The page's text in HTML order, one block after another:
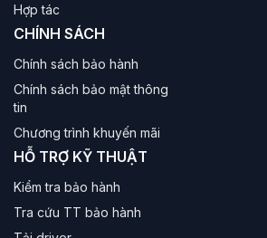
Hợp tác
CHÍNH SÁCH
Chính sách bảo hành
Chính sách bảo mật thông
tin
Chương trình khuyến mãi
HỖ TRỢ KỸ THUẬT
Kiểm tra bảo hành
Tra cứu TT bảo hành